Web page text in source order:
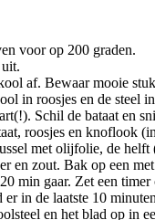
voor op 200 graden.
af. Bewaar mooie
in roosjes en de steel
Schil de bataat en
roosjes en knoflook
met olijfolie, de helft
en zout. Bak op een
min gaar. Zet een
er in de laatste 10
en het blad op in